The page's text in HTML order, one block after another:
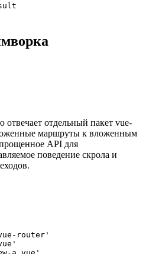
отдельный пакет vue-
маршруты к вложенным
API для
поведение скрола и
router'